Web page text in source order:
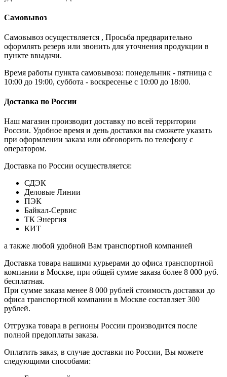
Самовывоз
Самовывоз осуществляется , Просьба предварительно
оформлять резерв или звонить для уточнения продукции в
пункте ввыдачи.
Время работы пункта самовывоза: понедельник - пятница с
10:00 до 19:00, суббота - воскресенье с 10:00 до 18:00.
Доставка по России
Наш магазин производит доставку по всей территории
России. Удобное время и день доставки вы сможете указать
при оформлении заказа или обговорить по телефону с
оператором.
Доставка по России осуществляется:
СДЭК
Деловые Линии
ПЭК
Байкал-Сервис
ТК Энергия
КИТ
а также любой удобной Вам транспортной компанией
Доставка товара нашими курьерами до офиса транспортной
компании в Москве, при общей сумме заказа более 8 000 руб.
бесплатная.
При сумме заказа менее 8 000 рублей стоимость доставки до
офиса транспортной компании в Москве составляет 300
рублей.
Отгрузка товара в регионы России производится после
полной предоплаты заказа.
Оплатить заказ, в случае доставки по России, Вы можете
следующими способами: